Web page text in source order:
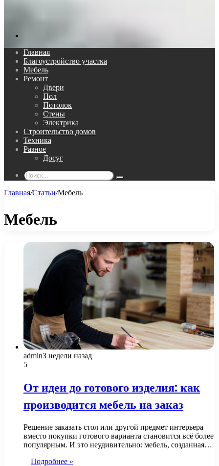
Главная
Благоустройство участка
Мебель
Ремонт
Двери
Пол
Потолок
Стены
Электрика
Строительство домов
Техника
Разное
Досуг
Поиск...
Главная/Статьи/Мебель
Мебель
admin3 недели назад
5
От идеи до готового изделия: как
производится мебель на заказ
Решение заказать стол или другой предмет интерьера
вместо покупки готового варианта становится всё более
популярным. И это неудивительно: мебель, созданная…
Подробнее »